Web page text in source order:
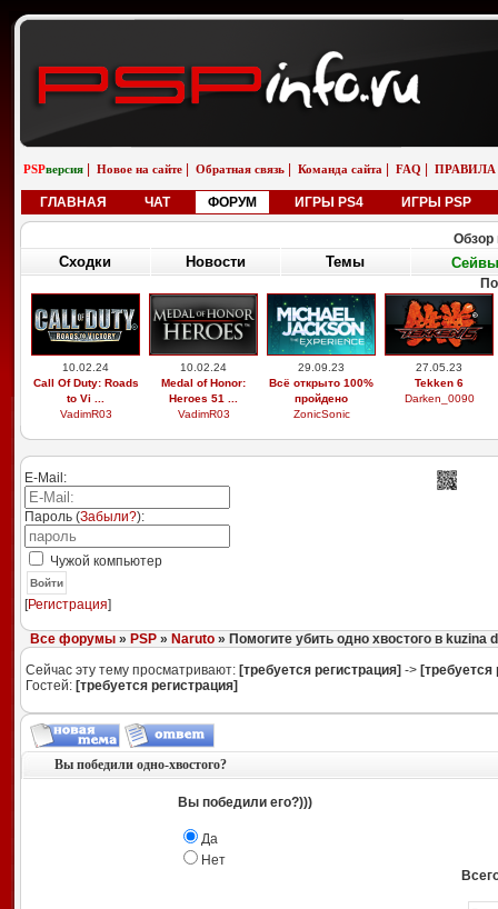
PSPверсия Новое на сайте Обратная связь Команда сайта FAQ ПРАВИЛА
ГЛАВНАЯ ЧАТ ФОРУМ ИГРЫ PS4 ИГРЫ PSP
Обзор
Сходки Новости Темы Сейвы
10.02.24
Call Of Duty: Roads
to Vi ...
VadimR03
10.02.24
Medal of Honor:
Heroes 51 ...
VadimR03
29.09.23
Всё открыто 100%
пройдено
ZonicSonic
27.05.23
Tekken 6
Darken_0090
E-Mail:
Пароль (Забыли?):
Чужой компьютер
Войти
[Регистрация]
Все форумы» PSP» Naruto» Помогите убить одно хвостого в kuzina
Сейчас эту тему просматривают: [требуется регистрация] -> [требуется
Гостей: [требуется регистрация]
Вы победили одно-хвостого?
Вы победили его?)))
Да
Нет